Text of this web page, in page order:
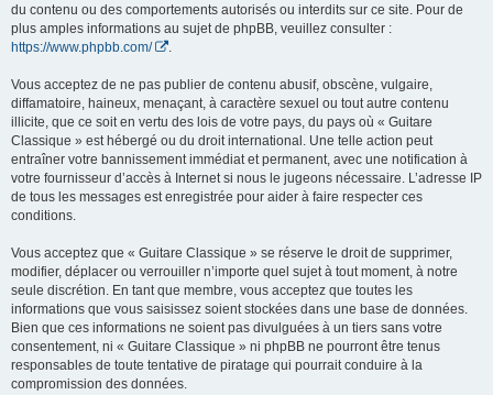
du contenu ou des comportements autorisés ou interdits sur ce site. Pour de
plus amples informations au sujet de phpBB, veuillez consulter :
https://www.phpbb.com/
Vous acceptez de ne pas publier de contenu abusif, obscène, vulgaire,
diffamatoire, haineux, menaçant, à caractère sexuel ou tout autre contenu
illicite, que ce soit en vertu des lois de votre pays, du pays où « Guitare
Classique » est hébergé ou du droit international. Une telle action peut
entraîner votre bannissement immédiat et permanent, avec une notification à
votre fournisseur d’accès à Internet si nous le jugeons nécessaire. L’adresse IP
de tous les messages est enregistrée pour aider à faire respecter ces
conditions.
Vous acceptez que « Guitare Classique » se réserve le droit de supprimer,
modifier, déplacer ou verrouiller n’importe quel sujet à tout moment, à notre
seule discrétion. En tant que membre, vous acceptez que toutes les
informations que vous saisissez soient stockées dans une base de données.
Bien que ces informations ne soient pas divulguées à un tiers sans votre
consentement, ni « Guitare Classique » ni phpBB ne pourront être tenus
responsables de toute tentative de piratage qui pourrait conduire à la
compromission des données.